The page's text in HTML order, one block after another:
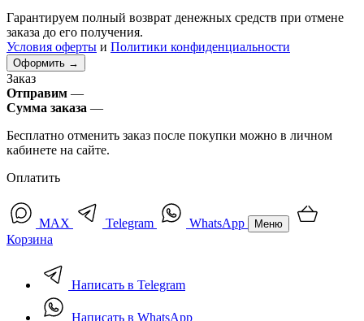
Гарантируем полный возврат денежных средств при отмене
заказа до его получения.
Условия оферты и Политики конфиденциальности
Оформить →
Заказ
Отправим —
Сумма заказа —
Бесплатно отменить заказ после покупки можно в личном
кабинете на сайте.
Оплатить
MAX Telegram WhatsApp Меню
Корзина
Написать в Telegram
Написать в WhatsApp